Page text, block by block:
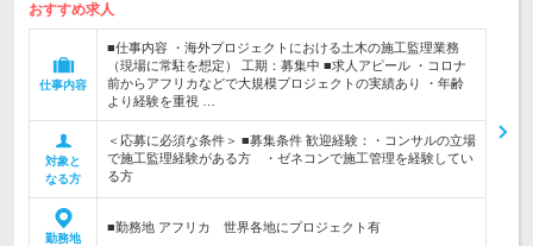
おすすめ求人
仕事内容
■仕事内容 ・海外プロジェクトにおける土木の施工監理業務
（現場に常駐を想定） 工期：募集中 ■求人アピール ・コロナ
前からアフリカなどで大規模プロジェクトの実績あり ・年齢
より経験を重視 …
対象と
なる方
＜応募に必須な条件＞ ■募集条件 歓迎経験：・コンサルの立場
で施工監理経験がある方 ・ゼネコンで施工管理を経験してい
る方
勤務地
■勤務地 アフリカ 世界各地にプロジェクト有